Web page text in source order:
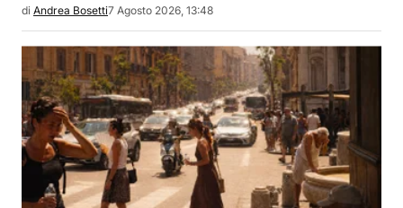
di Andrea Bosetti7 Agosto 2026, 13:48